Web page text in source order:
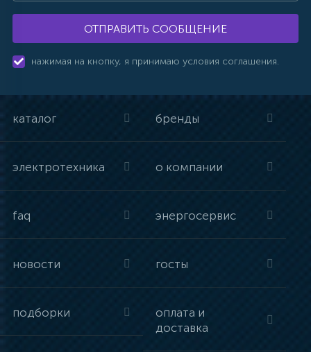
ОТПРАВИТЬ СООБЩЕНИЕ
нажимая на кнопку, я принимаю условия соглашения.
каталог бренды
электротехника о компании
faq энергосервис
новости госты
подборки
оплата и
доставка